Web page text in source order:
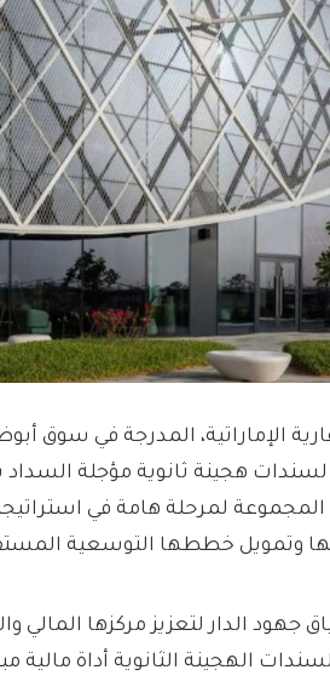
الإماراتية، المدرجة في سوق
هجينة ثانوية مؤجلة السداد
المجموعة لمرحلة هامة في
وتمويل خططها التوسعية
جهود الدار لتعزيز مركزها المالي
الهجينة الثانوية أداة مالية